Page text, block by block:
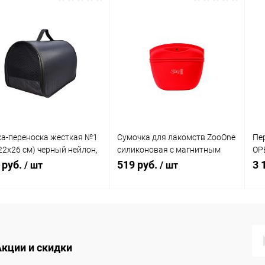
Купить в 1
Сравнение
В избранное В наличии
Купить в 1
В избранное В наличии
переноска жесткая №1
см) черный нейлон,
/ шт
в 1
Сравнение
Сумочка для лакомств ZooOne
силиконовая с магнитным
замком, размер L (КРАСНАЯ)
519 руб. / шт 3
и скидки